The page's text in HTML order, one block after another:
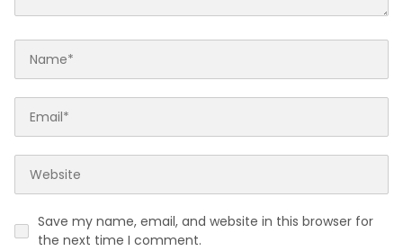
Save my name, email, and website in this browser for
the next time I comment.